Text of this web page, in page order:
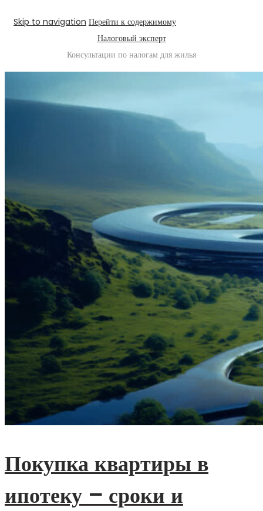
Skip to navigation Перейти к содержимому
Налоговый эксперт
Консультации по налогам для жилья
Покупка квартиры в
ипотеку – сроки и